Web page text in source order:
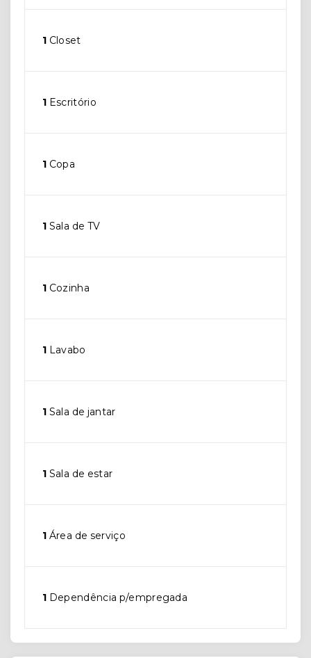
1 Closet
1 Escritório
1 Copa
1 Sala de TV
1 Cozinha
1 Lavabo
1 Sala de jantar
1 Sala de estar
1 Área de serviço
1 Dependência p/empregada